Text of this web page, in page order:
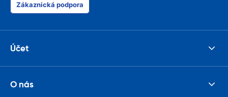
Zákaznická podpora
Účet
O nás